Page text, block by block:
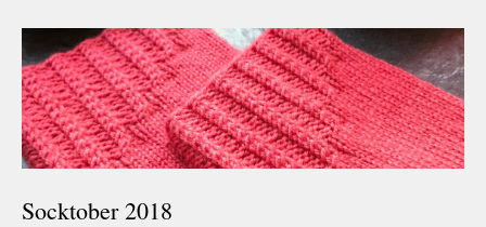
Socktober 2018